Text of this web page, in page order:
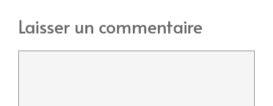
Laisser un commentaire